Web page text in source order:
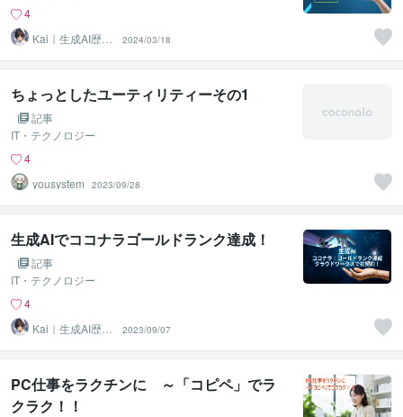
4
Kai｜生成AI歴4
年_開発から活用
まで
2024/03/18
ちょっとしたユーティリティーその1
記事
IT・テクノロジー
4
yousystem
2023/09/28
生成AIでココナラゴールドランク達成！
記事
IT・テクノロジー
4
Kai｜生成AI歴4
年_開発から活用
まで
2023/09/07
PC仕事をラクチンに ～「コピペ」でラ
クラク！！